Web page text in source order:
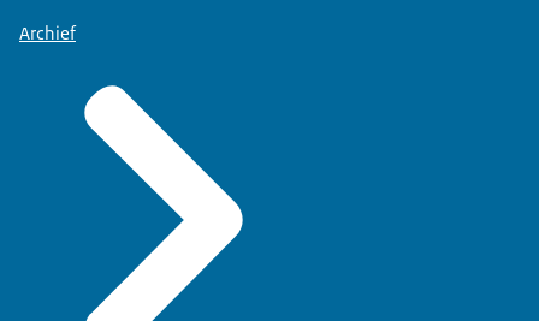
Archief